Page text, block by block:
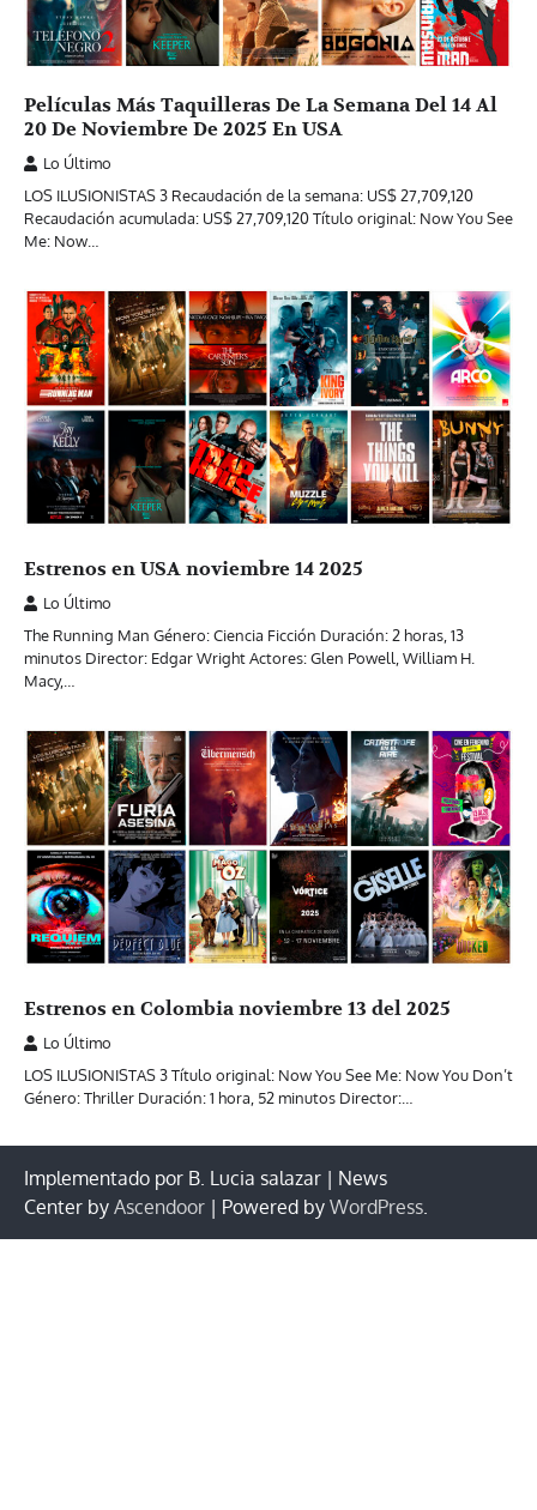
Películas Más Taquilleras De La Semana Del 14 Al
20 De Noviembre De 2025 En USA
Lo Último
LOS ILUSIONISTAS 3 Recaudación de la semana: US$ 27,709,120
Recaudación acumulada: US$ 27,709,120 Título original: Now You See
Me: Now…
Estrenos en USA noviembre 14 2025
Lo Último
The Running Man Género: Ciencia Ficción Duración: 2 horas, 13
minutos Director: Edgar Wright Actores: Glen Powell, William H.
Macy,…
Estrenos en Colombia noviembre 13 del 2025
Lo Último
LOS ILUSIONISTAS 3 Título original: Now You See Me: Now You Don’t
Género: Thriller Duración: 1 hora, 52 minutos Director:…
Implementado por B. Lucia salazar | News
Center by Ascendoor | Powered by WordPress